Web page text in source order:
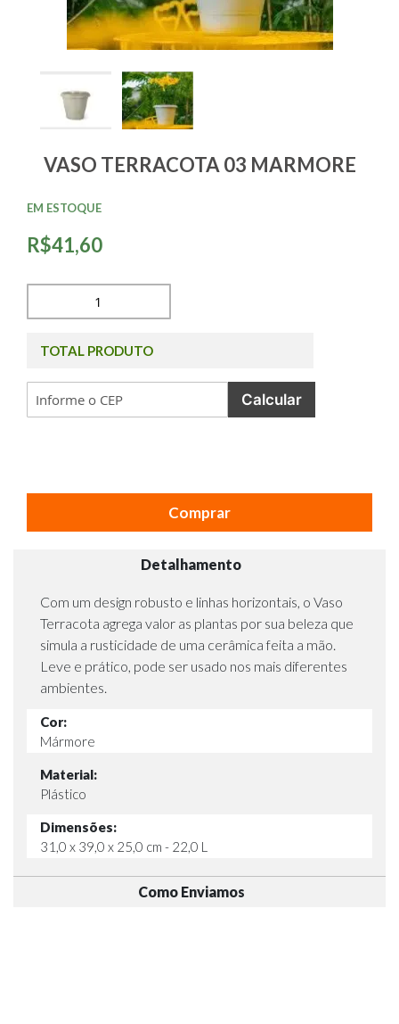
VASO TERRACOTA 03 MARMORE
R$41,60
EM ESTOQUE
TOTAL PRODUTO
Calcular
Comprar
Detalhamento
Com um design robusto e linhas horizontais, o Vaso
Terracota agrega valor as plantas por sua beleza que
simula a rusticidade de uma cerâmica feita a mão.
Leve e prático, pode ser usado nos mais diferentes
ambientes.
Cor:
Mármore
Material:
Plástico
Dimensões:
31,0 x 39,0 x 25,0 cm - 22,0 L
Como Enviamos